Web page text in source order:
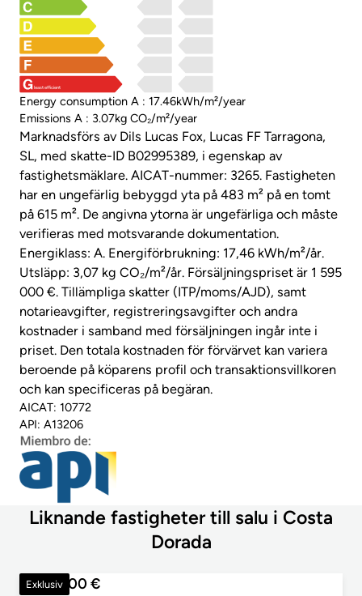
least efficient
Energy consumption A : 17.46kWh/m²/year
Emissions A : 3.07kg CO₂/m²/year
Marknadsförs av Dils Lucas Fox, Lucas FF Tarragona,
SL, med skatte-ID B02995389, i egenskap av
fastighetsmäklare. AICAT-nummer: 3265. Fastigheten
har en ungefärlig bebyggd yta på 483 m² på en tomt
på 615 m². De angivna ytorna är ungefärliga och måste
verifieras med motsvarande dokumentation.
Energiklass: A. Energiförbrukning: 17,46 kWh/m²/år.
Utsläpp: 3,07 kg CO₂/m²/år. Försäljningspriset är 1 595
000 €. Tillämpliga skatter (ITP/moms/AJD), samt
notarieavgifter, registreringsavgifter och andra
kostnader i samband med försäljningen ingår inte i
priset. Den totala kostnaden för förvärvet kan variera
beroende på köparens profil och transaktionsvillkoren
och kan specificeras på begäran.
AICAT: 10772
API: A13206
Liknande fastigheter till salu i Costa
Dorada
Exklusiv
1 475 000 €